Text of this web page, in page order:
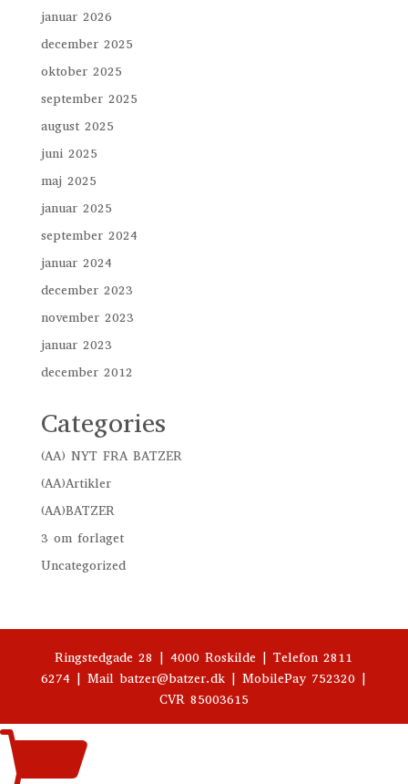
januar 2026
december 2025
oktober 2025
september 2025
august 2025
juni 2025
maj 2025
januar 2025
september 2024
januar 2024
december 2023
november 2023
januar 2023
december 2012
Categories
(AA) NYT FRA BATZER
(AA)Artikler
(AA)BATZER
3 om forlaget
Uncategorized
Ringstedgade 28 | 4000 Roskilde | Telefon 2811
6274 | Mail batzer@batzer.dk | MobilePay 752320 |
CVR 85003615